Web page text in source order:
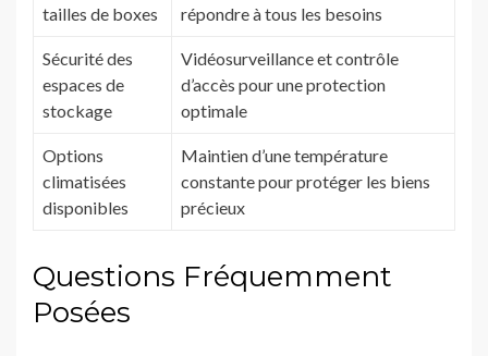
tailles de boxes
répondre à tous les besoins
Sécurité des
espaces de
stockage
Vidéosurveillance et contrôle
d’accès pour une protection
optimale
Options
climatisées
disponibles
Maintien d’une température
constante pour protéger les biens
précieux
Questions Fréquemment
Posées